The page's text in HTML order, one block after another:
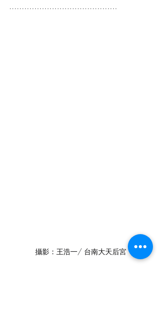
...........................................
攝影：王浩一/ 台南大天后宮